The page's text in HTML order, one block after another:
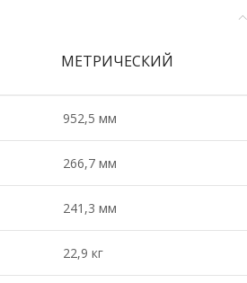
МЕТРИЧЕСКИЙ
952,5 мм
266,7 мм
241,3 мм
22,9 кг